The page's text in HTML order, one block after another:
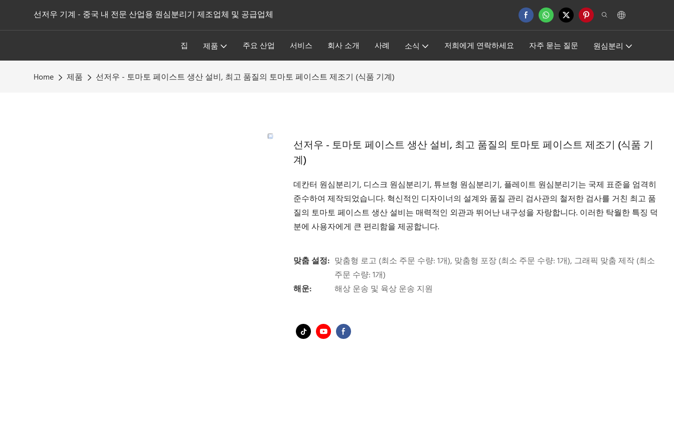
선저우 기계 - 중국 내 전문 산업용 원심분리기 제조업체 및 공급업체
집 제품 주요 산업 서비스 회사 소개 사례 소식 저희에게 연락하세요 자주 묻는 질문 원심분리
Home 제품 선저우 - 토마토 페이스트 생산 설비, 최고 품질의 토마토 페이스트 제조기 (식품 기계)
선저우 - 토마토 페이스트 생산 설비, 최고 품질의 토마토 페이스트 제조기 (식품 기
계)
데칸터 원심분리기, 디스크 원심분리기, 튜브형 원심분리기, 플레이트 원심분리기는 국제 표준을 엄격히
준수하여 제작되었습니다. 혁신적인 디자이너의 설계와 품질 관리 검사관의 철저한 검사를 거친 최고 품
질의 토마토 페이스트 생산 설비는 매력적인 외관과 뛰어난 내구성을 자랑합니다. 이러한 탁월한 특징 덕
분에 사용자에게 큰 편리함을 제공합니다.
맞춤 설정: 맞춤형 로고 (최소 주문 수량: 1개), 맞춤형 포장 (최소 주문 수량: 1개), 그래픽 맞춤 제작 (최소
주문 수량: 1개)
해운:
해상 운송 및 육상 운송 지원